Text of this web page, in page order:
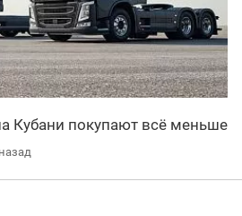
Кубани покупают всё меньше